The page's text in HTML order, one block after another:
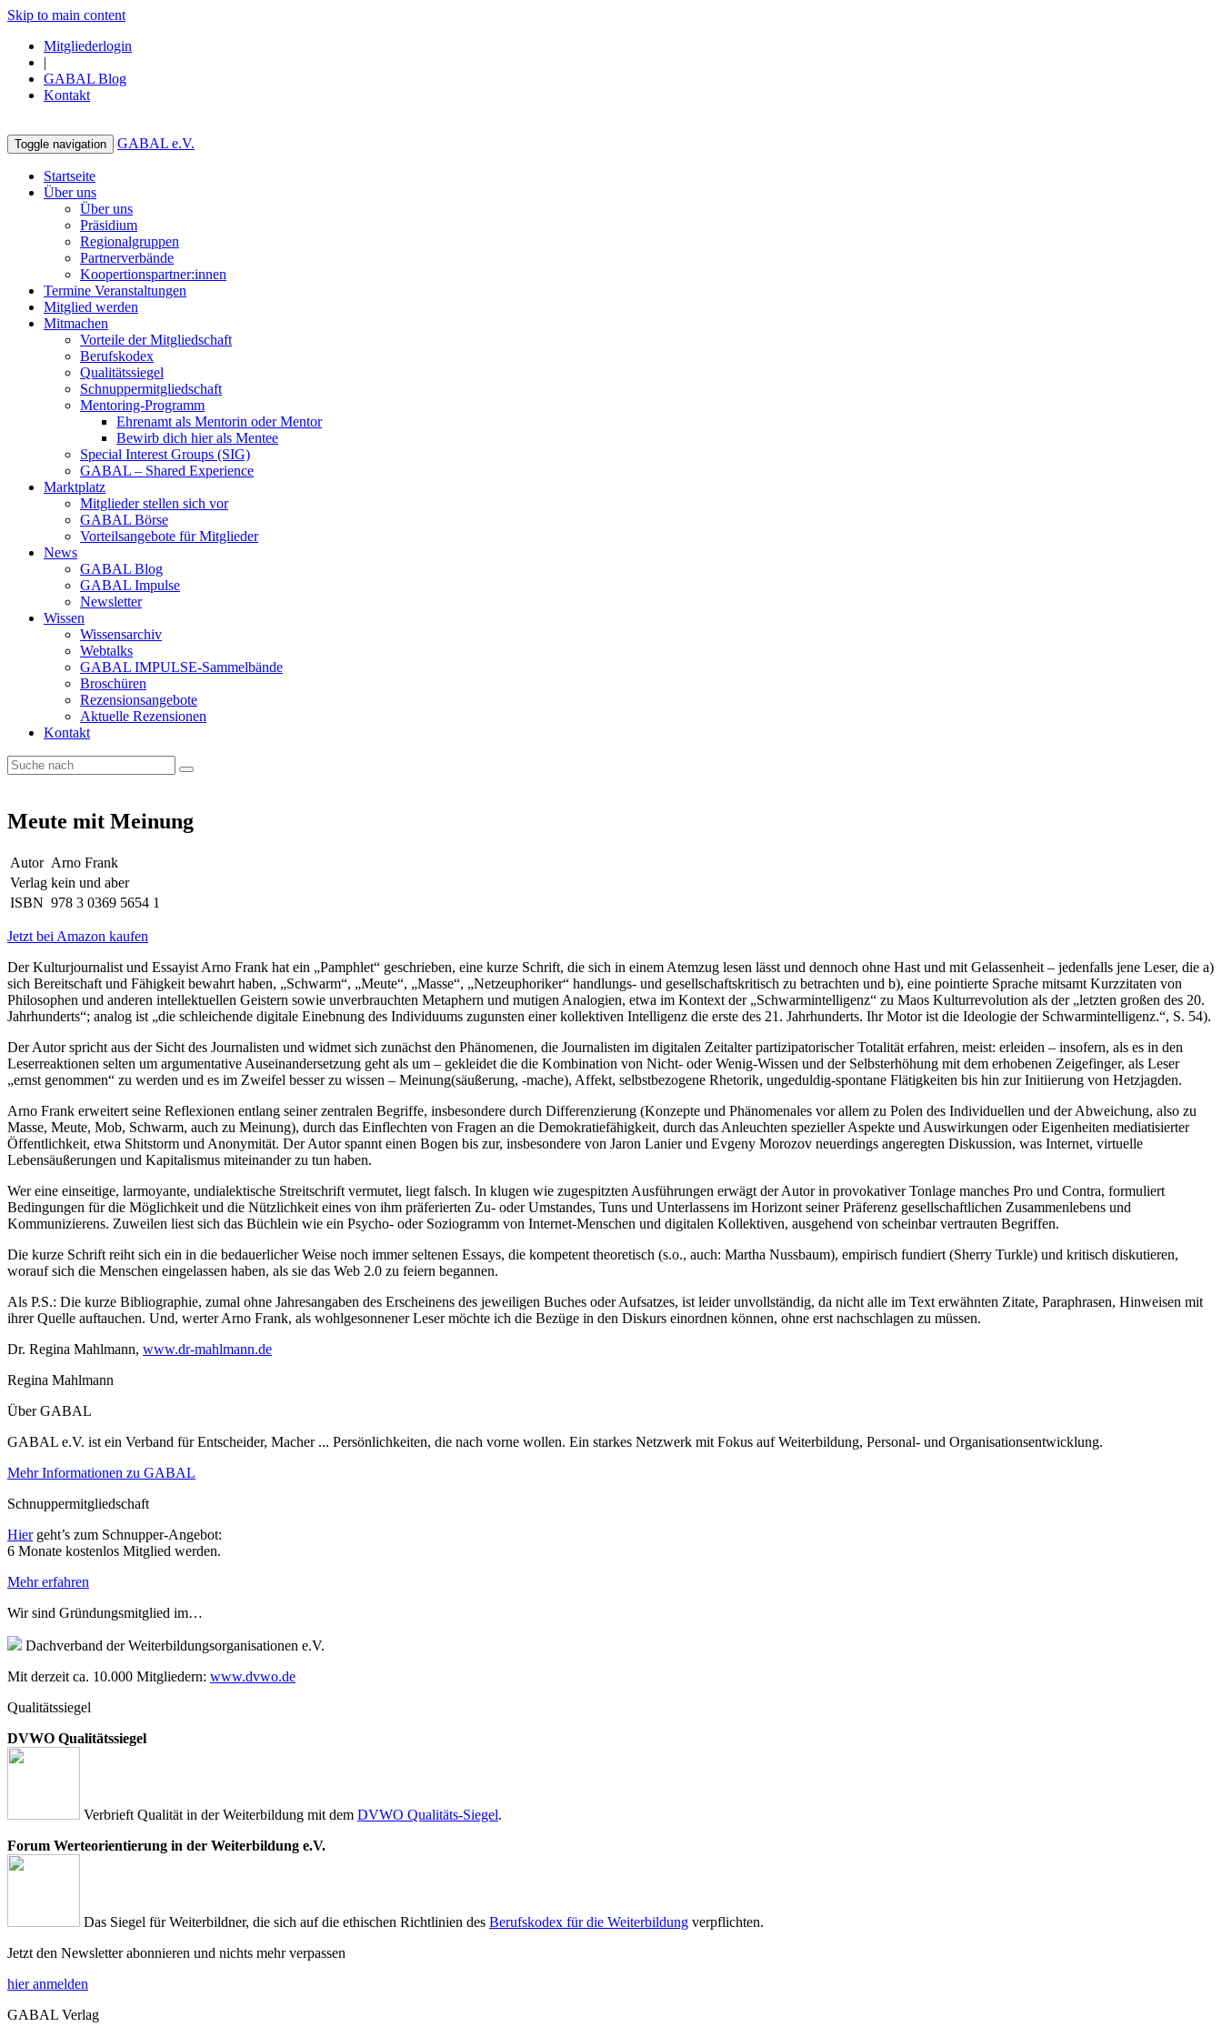
Skip to main content
Mitgliederlogin
|
GABAL Blog
Kontakt
Toggle navigation GABAL e.V.
Startseite
Über uns
Über uns
Präsidium
Regionalgruppen
Partnerverbände
Koopertionspartner:innen
Termine Veranstaltungen
Mitglied werden
Mitmachen
Vorteile der Mitgliedschaft
Berufskodex
Qualitätssiegel
Schnuppermitgliedschaft
Mentoring-Programm
Ehrenamt als Mentorin oder Mentor
Bewirb dich hier als Mentee
Special Interest Groups (SIG)
GABAL – Shared Experience
Marktplatz
Mitglieder stellen sich vor
GABAL Börse
Vorteilsangebote für Mitglieder
News
GABAL Blog
GABAL Impulse
Newsletter
Wissen
Wissensarchiv
Webtalks
GABAL IMPULSE-Sammelbände
Broschüren
Rezensionsangebote
Aktuelle Rezensionen
Kontakt
Meute mit Meinung
Autor Arno Frank
Verlag kein und aber
ISBN 978 3 0369 5654 1
Jetzt bei Amazon kaufen
Der Kulturjournalist und Essayist Arno Frank hat ein „Pamphlet“ geschrieben, eine kurze Schrift, die sich in einem Atemzug lesen lässt und dennoch ohne Hast und mit Gelassenheit – jedenfalls jene Leser, die a)
sich Bereitschaft und Fähigkeit bewahrt haben, „Schwarm“, „Meute“, „Masse“, „Netzeuphoriker“ handlungs- und gesellschaftskritisch zu betrachten und b), eine pointierte Sprache mitsamt Kurzzitaten von
Philosophen und anderen intellektuellen Geistern sowie unverbrauchten Metaphern und mutigen Analogien, etwa im Kontext der „Schwarmintelligenz“ zu Maos Kulturrevolution als der „letzten großen des 20.
Jahrhunderts“; analog ist „die schleichende digitale Einebnung des Individuums zugunsten einer kollektiven Intelligenz die erste des 21. Jahrhunderts. Ihr Motor ist die Ideologie der Schwarmintelligenz.“, S. 54).
Der Autor spricht aus der Sicht des Journalisten und widmet sich zunächst den Phänomenen, die Journalisten im digitalen Zeitalter partizipatorischer Totalität erfahren, meist: erleiden – insofern, als es in den
Leserreaktionen selten um argumentative Auseinandersetzung geht als um – gekleidet die die Kombination von Nicht- oder Wenig-Wissen und der Selbsterhöhung mit dem erhobenen Zeigefinger, als Leser
„ernst genommen“ zu werden und es im Zweifel besser zu wissen – Meinung(säußerung, -mache), Affekt, selbstbezogene Rhetorik, ungeduldig-spontane Flätigkeiten bis hin zur Initiierung von Hetzjagden.
Arno Frank erweitert seine Reflexionen entlang seiner zentralen Begriffe, insbesondere durch Differenzierung (Konzepte und Phänomenales vor allem zu Polen des Individuellen und der Abweichung, also zu
Masse, Meute, Mob, Schwarm, auch zu Meinung), durch das Einflechten von Fragen an die Demokratiefähigkeit, durch das Anleuchten spezieller Aspekte und Auswirkungen oder Eigenheiten mediatisierter
Öffentlichkeit, etwa Shitstorm und Anonymität. Der Autor spannt einen Bogen bis zur, insbesondere von Jaron Lanier und Evgeny Morozov neuerdings angeregten Diskussion, was Internet, virtuelle
Lebensäußerungen und Kapitalismus miteinander zu tun haben.
Wer eine einseitige, larmoyante, undialektische Streitschrift vermutet, liegt falsch. In klugen wie zugespitzten Ausführungen erwägt der Autor in provokativer Tonlage manches Pro und Contra, formuliert
Bedingungen für die Möglichkeit und die Nützlichkeit eines von ihm präferierten Zu- oder Umstandes, Tuns und Unterlassens im Horizont seiner Präferenz gesellschaftlichen Zusammenlebens und
Kommunizierens. Zuweilen liest sich das Büchlein wie ein Psycho- oder Soziogramm von Internet-Menschen und digitalen Kollektiven, ausgehend von scheinbar vertrauten Begriffen.
Die kurze Schrift reiht sich ein in die bedauerlicher Weise noch immer seltenen Essays, die kompetent theoretisch (s.o., auch: Martha Nussbaum), empirisch fundiert (Sherry Turkle) und kritisch diskutieren,
worauf sich die Menschen eingelassen haben, als sie das Web 2.0 zu feiern begannen.
Als P.S.: Die kurze Bibliographie, zumal ohne Jahresangaben des Erscheinens des jeweiligen Buches oder Aufsatzes, ist leider unvollständig, da nicht alle im Text erwähnten Zitate, Paraphrasen, Hinweisen mit
ihrer Quelle auftauchen. Und, werter Arno Frank, als wohlgesonnener Leser möchte ich die Bezüge in den Diskurs einordnen können, ohne erst nachschlagen zu müssen.
Dr. Regina Mahlmann, www.dr-mahlmann.de
Regina Mahlmann
Über GABAL
GABAL e.V. ist ein Verband für Entscheider, Macher ... Persönlichkeiten, die nach vorne wollen. Ein starkes Netzwerk mit Fokus auf Weiterbildung, Personal- und Organisationsentwicklung.
Mehr Informationen zu GABAL
Schnuppermitgliedschaft
Hiergeht’s zum Schnupper-Angebot:
6 Monate kostenlos Mitglied werden.
Mehr erfahren
Wir sind Gründungsmitglied im…
Dachverband der Weiterbildungsorganisationen e.V.
Mit derzeit ca. 10.000 Mitgliedern: www.dvwo.de
Qualitätssiegel
DVWO Qualitätssiegel
Verbrieft Qualität in der Weiterbildung mit dem DVWO Qualitäts-Siegel.
Forum Werteorientierung in der Weiterbildung e.V.
Das Siegel für Weiterbildner, die sich auf die ethischen Richtlinien des Berufskodex für die Weiterbildung verpflichten.
Jetzt den Newsletter abonnieren und nichts mehr verpassen
hier anmelden
GABAL Verlag